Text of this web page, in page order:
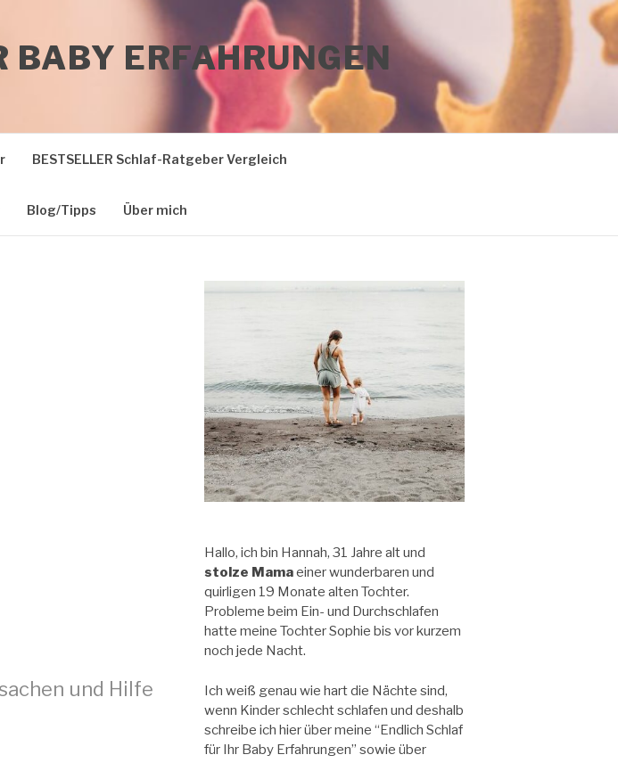
BABY ERFAHRUNGEN
BESTSELLER Schlaf-Ratgeber Vergleich
Blog/Tipps Über mich
und Hilfe
Hallo, ich bin Hannah, 31 Jahre alt und
stolze Mamaeiner wunderbaren und
quirligen 19 Monate alten Tochter.
Probleme beim Ein- und Durchschlafen
hatte meine Tochter Sophie bis vor kurzem
noch jede Nacht.
Ich weiß genau wie hart die Nächte sind,
wenn Kinder schlecht schlafen und deshalb
schreibe ich hier über meine “Endlich Schlaf
für Ihr Baby Erfahrungen” sowie über